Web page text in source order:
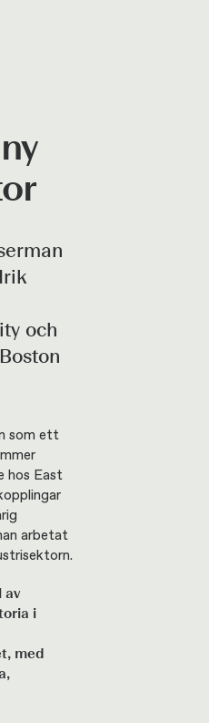
och
som ett
hos East
arbetat
av
i
med